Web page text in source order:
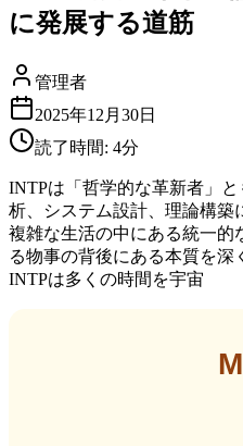
に発展する道筋
管理者
2025年12月30日
読了時間: 4分
INTPは「哲学的な革新者」
析、システム設計、理論構築
複雑な生活の中にある統一的
る物事の背後にある本質を深
INTPは多くの時間を宇宙